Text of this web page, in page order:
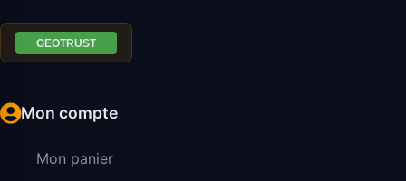
Mon compte
Mon panier